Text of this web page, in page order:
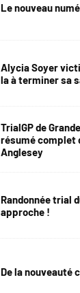
Le nouveau
Alycia Soyer
la à terminer sa
TrialGP de
résumé complet
Anglesey
Randonnée trial
approche !
De la nouveauté